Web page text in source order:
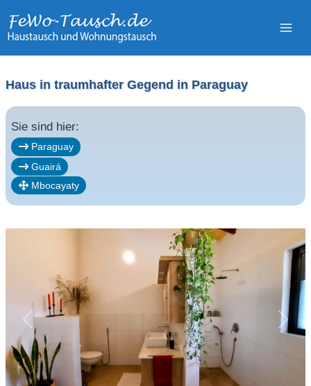
Inhalt
Haus in traumhafter Gegend in Paraguay
Sie sind hier:
Paraguay
Guairá
Mbocayaty
Vorheriges